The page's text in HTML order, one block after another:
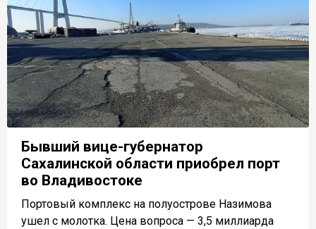
Бывший вице-губернатор
Сахалинской области приобрел порт
во Владивостоке
Портовый комплекс на полуострове Назимова
ушел с молотка. Цена вопроса — 3,5 миллиарда